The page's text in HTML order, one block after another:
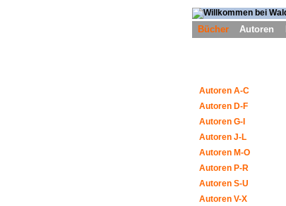
Bücher Autoren
Autoren A-C
Autoren D-F
Autoren G-I
Autoren J-L
Autoren M-O
Autoren P-R
Autoren S-U
Autoren V-X